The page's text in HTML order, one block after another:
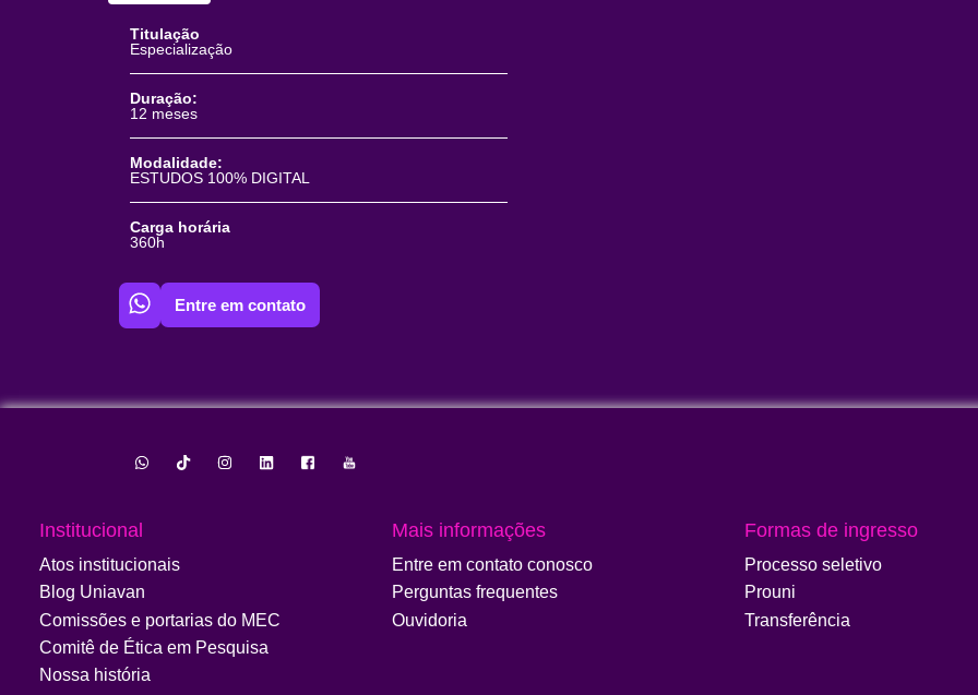
Titulação
Especialização
Duração:
12 meses
Modalidade:
ESTUDOS 100% DIGITAL
Carga horária
360h
Entre em contato
Institucional
Atos institucionais
Blog Uniavan
Comissões e portarias do MEC
Comitê de Ética em Pesquisa
Nossa história
Mais informações
Entre em contato conosco
Perguntas frequentes
Ouvidoria
Formas de ingresso
Processo seletivo
Prouni
Transferência